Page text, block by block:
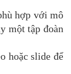
hợp với mô
một tập đoàn
hoặc slide để